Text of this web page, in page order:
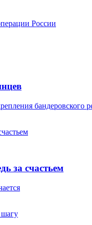
России
бандеровского
за счастьем